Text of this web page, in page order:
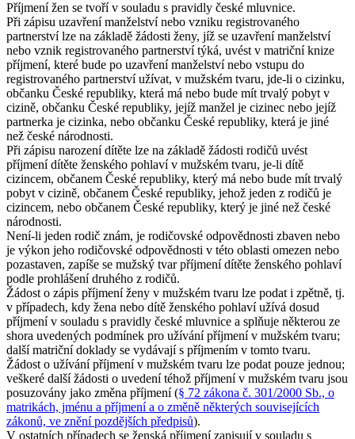
Příjmení žen se tvoří v souladu s pravidly české mluvnice.
Při zápisu uzavření manželství nebo vzniku registrovaného
partnerství lze na základě žádosti ženy, jíž se uzavření manželství
nebo vznik registrovaného partnerství týká, uvést v matriční knize
příjmení, které bude po uzavření manželství nebo vstupu do
registrovaného partnerství užívat, v mužském tvaru, jde-li o cizinku,
občanku České republiky, která má nebo bude mít trvalý pobyt v
cizině, občanku České republiky, jejíž manžel je cizinec nebo jejíž
partnerka je cizinka, nebo občanku České republiky, která je jiné
než české národnosti.
Při zápisu narození dítěte lze na základě žádosti rodičů uvést
příjmení dítěte ženského pohlaví v mužském tvaru, je-li dítě
cizincem, občanem České republiky, který má nebo bude mít trvalý
pobyt v cizině, občanem České republiky, jehož jeden z rodičů je
cizincem, nebo občanem České republiky, který je jiné než české
národnosti.
Není-li jeden rodič znám, je rodičovské odpovědnosti zbaven nebo
je výkon jeho rodičovské odpovědnosti v této oblasti omezen nebo
pozastaven, zapíše se mužský tvar příjmení dítěte ženského pohlaví
podle prohlášení druhého z rodičů.
Žádost o zápis příjmení ženy v mužském tvaru lze podat i zpětně, tj.
v případech, kdy žena nebo dítě ženského pohlaví užívá dosud
příjmení v souladu s pravidly české mluvnice a splňuje některou ze
shora uvedených podmínek pro užívání příjmení v mužském tvaru;
další matriční doklady se vydávají s příjmením v tomto tvaru.
Žádost o užívání příjmení v mužském tvaru lze podat pouze jednou;
veškeré další žádosti o uvedení téhož příjmení v mužském tvaru jsou
posuzovány jako změna příjmení (§ 72 zákona č. 301/2000 Sb., o
matrikách, jménu a příjmení a o změně některých souvisejících
zákonů, ve znění pozdějších předpisů).
V ostatních případech se ženská příjmení zapisují v souladu s